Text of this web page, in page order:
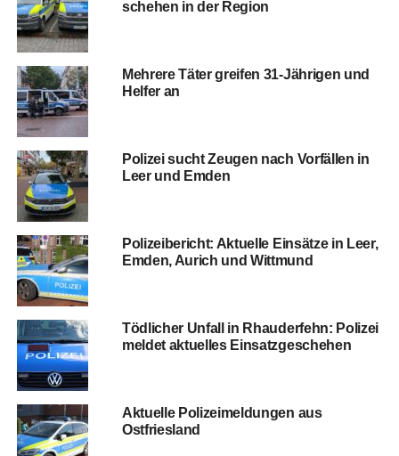
sche­hen in der Region
Meh­re­re Täter grei­fen 31-Jäh­ri­gen und
Hel­fer an
Poli­zei sucht Zeu­gen nach Vor­fäl­len in
Leer und Emden
Poli­zei­be­richt: Aktu­el­le Ein­sät­ze in Leer,
Emden, Aurich und Wittmund
Töd­li­cher Unfall in Rhau­der­fehn: Poli­zei
mel­det aktu­el­les Einsatzgeschehen
Aktu­el­le Poli­zei­mel­dun­gen aus
Ostfriesland